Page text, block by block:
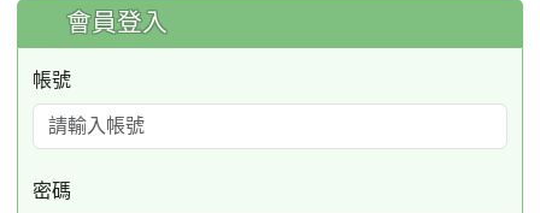
:::
會員登入
帳號
密碼